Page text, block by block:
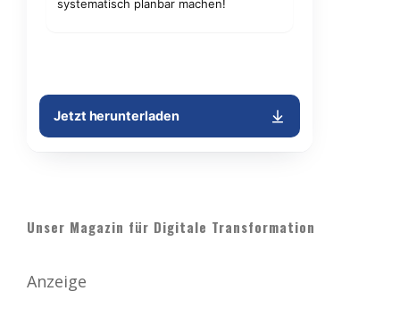
Unser Magazin für Digitale Transformation
Anzeige